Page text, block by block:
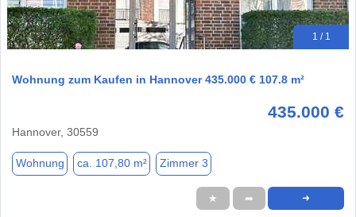
1 / 1
Wohnung zum Kaufen in Hannover 435.000 € 107.8 m²
435.000 €
Hannover, 30559
Wohnung ca. 107,80 m² Zimmer 3
★ ➦ ➜